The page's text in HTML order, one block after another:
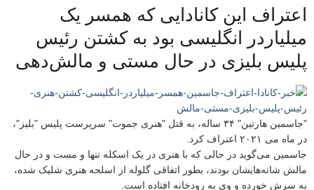
اعتراف این کانادایی که همسر یک
میلیاردر انگلیسی بود به کشتن رئیس
پلیس بلیزی در حال مستی و مالش‌دهی
"جاسمین هارتین" ۳۴ ساله‌، به قتل‌ "هنری جموت"‌ سرپرست پلیس "بلیز"،
در ماه می ۲۰۲۱ اعتراف کرد.
جاسمین می‌گوید در حالی که با هنری در یک اسکله تنها و مست و در حال
مالش شانه‌هایشان بودند، بطور اتفاقی گلوله از اسلحه هنری شلیک شده،
به سرش خورده و وی به رودخانه افتاده است.